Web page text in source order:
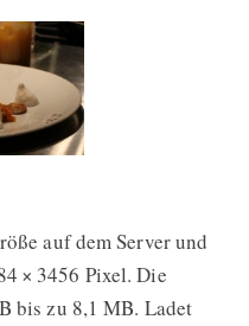
auf dem Server und
× 3456 Pixel. Die
bis zu 8,1 MB. Ladet